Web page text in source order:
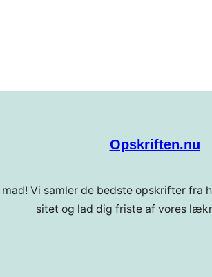
Opskriften.nu
Vi samler de bedste opskrifter
sitet og lad dig friste af vores